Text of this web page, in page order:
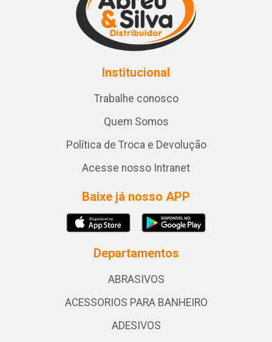
Institucional
Trabalhe conosco
Quem Somos
Política de Troca e Devolução
Acesse nosso Intranet
Baixe já nosso APP
Departamentos
ABRASIVOS
ACESSORIOS PARA BANHEIRO
ADESIVOS